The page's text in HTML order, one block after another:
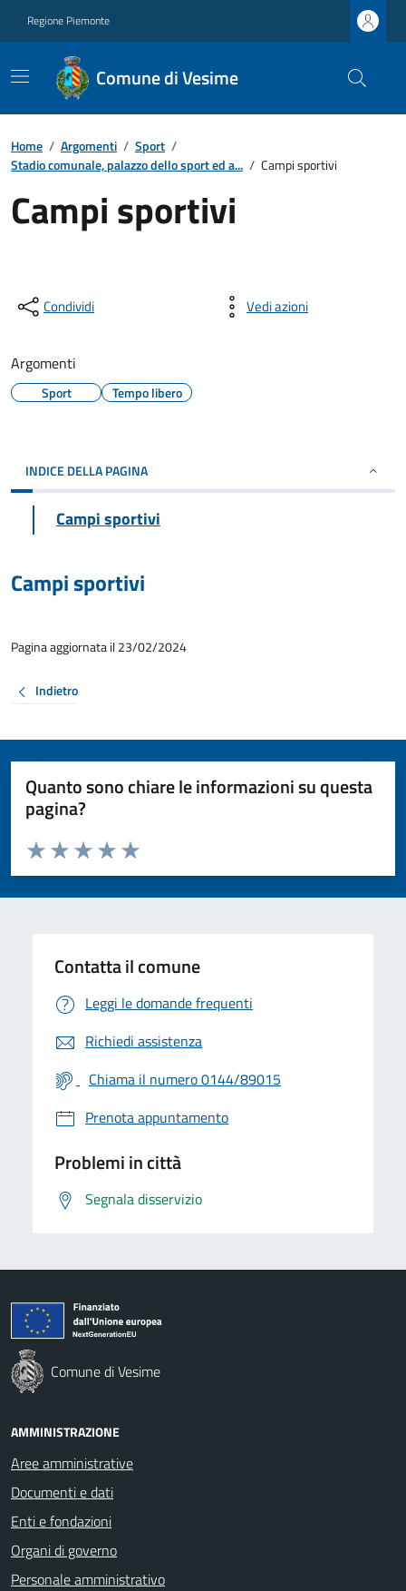
Regione Piemonte
Comune di Vesime
Home / Argomenti / Sport /
Stadio comunale, palazzo dello sport ed a... / Campi sportivi
Campi sportivi
Condividi Vedi azioni
Argomenti
Sport Tempo libero
INDICE DELLA PAGINA
Campi sportivi
Campi sportivi
Pagina aggiornata il 23/02/2024
Indietro
Quanto sono chiare le informazioni su questa
pagina?
Valuta da 1 a 5 stelle la pagina
Valuta 5 stelle su 5
Valuta 4 stelle su 5
Valuta 3 stelle su 5
Valuta 2 stelle su 5
Valuta 1 stelle su 5
Contatta il comune
Leggi le domande frequenti
Richiedi assistenza
Chiama il numero 0144/89015
Prenota appuntamento
Problemi in città
Segnala disservizio
Comune di Vesime
AMMINISTRAZIONE
Aree amministrative
Documenti e dati
Enti e fondazioni
Organi di governo
Personale amministrativo